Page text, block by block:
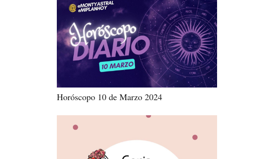
Horóscopo 10 de Marzo 2024